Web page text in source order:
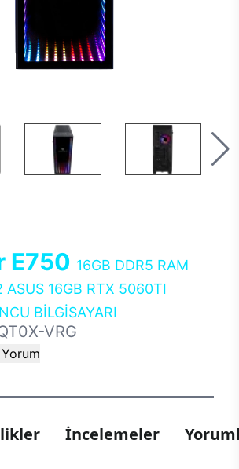
E750 16GB DDR5 RAM
ASUS 16GB RTX 5060TI
BİLGİSAYARI
VRG
İncelemeler